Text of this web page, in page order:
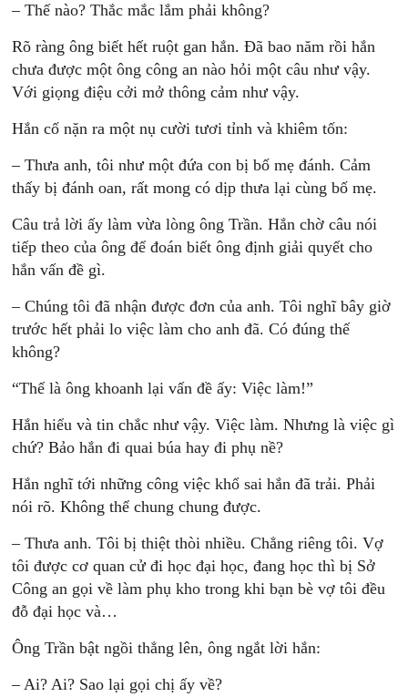
– Thế nào? Thắc mắc lắm phải không?
Rõ ràng ông biết hết ruột gan hắn. Đã bao năm rồi hắn
chưa được một ông công an nào hỏi một câu như vậy.
Với giọng điệu cởi mở thông cảm như vậy.
Hắn cố nặn ra một nụ cười tươi tỉnh và khiêm tốn:
– Thưa anh, tôi như một đứa con bị bố mẹ đánh. Cảm
thấy bị đánh oan, rất mong có dịp thưa lại cùng bố mẹ.
Câu trả lời ấy làm vừa lòng ông Trần. Hắn chờ câu nói
tiếp theo của ông để đoán biết ông định giải quyết cho
hắn vấn đề gì.
– Chúng tôi đã nhận được đơn của anh. Tôi nghĩ bây giờ
trước hết phải lo việc làm cho anh đã. Có đúng thế
không?
“Thế là ông khoanh lại vấn đề ấy: Việc làm!”
Hắn hiểu và tin chắc như vậy. Việc làm. Nhưng là việc gì
chứ? Bảo hắn đi quai búa hay đi phụ nề?
Hắn nghĩ tới những công việc khổ sai hắn đã trải. Phải
nói rõ. Không thể chung chung được.
– Thưa anh. Tôi bị thiệt thòi nhiều. Chẳng riêng tôi. Vợ
tôi được cơ quan cử đi học đại học, đang học thì bị Sở
Công an gọi về làm phụ kho trong khi bạn bè vợ tôi đều
đỗ đại học và…
Ông Trần bật ngồi thẳng lên, ông ngắt lời hắn:
– Ai? Ai? Sao lại gọi chị ấy về?